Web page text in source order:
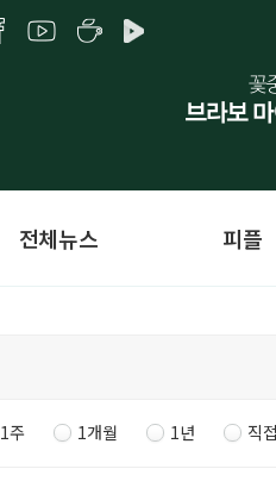
전체뉴스 피플
1주 1개월 1년 직